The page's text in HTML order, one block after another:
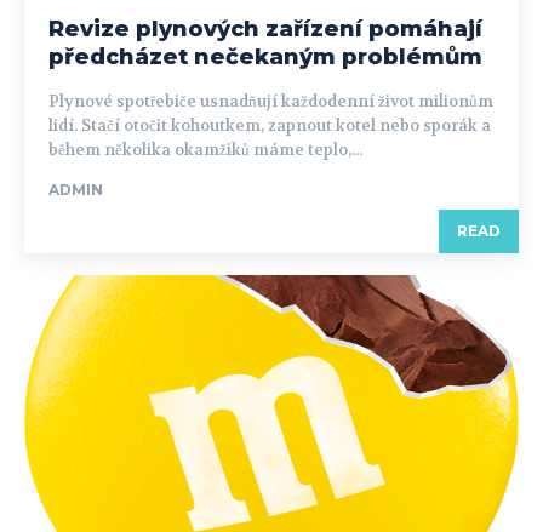
Revize plynových zařízení pomáhají
předcházet nečekaným problémům
Plynové spotřebiče usnadňují každodenní život milionům
lidí. Stačí otočit kohoutkem, zapnout kotel nebo sporák a
během několika okamžiků máme teplo,...
ADMIN
READ